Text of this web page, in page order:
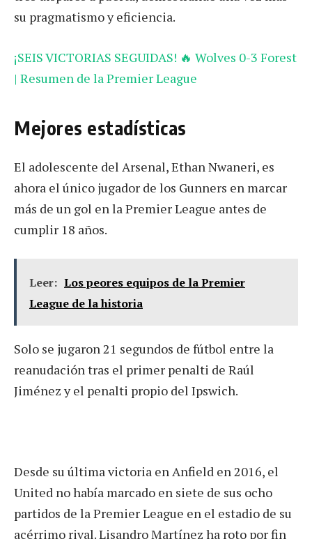
su pragmatismo y eficiencia.
¡SEIS VICTORIAS SEGUIDAS! 🔥 Wolves 0-3 Forest
| Resumen de la Premier League
Mejores estadísticas
El adolescente del Arsenal, Ethan Nwaneri, es
ahora el único jugador de los Gunners en marcar
más de un gol en la Premier League antes de
cumplir 18 años.
Leer: Los peores equipos de la Premier
League de la historia
Solo se jugaron 21 segundos de fútbol entre la
reanudación tras el primer penalti de Raúl
Jiménez y el penalti propio del Ipswich.
Desde su última victoria en Anfield en 2016, el
United no había marcado en siete de sus ocho
partidos de la Premier League en el estadio de su
acérrimo rival. Lisandro Martínez ha roto por fin